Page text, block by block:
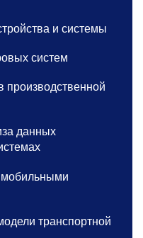
и системы
систем
производственной
данных
транспортной